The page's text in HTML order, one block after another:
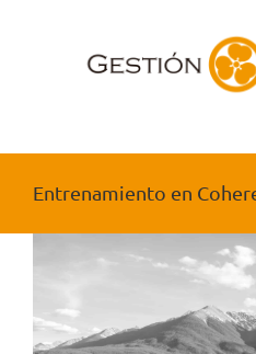
Entrenamiento en